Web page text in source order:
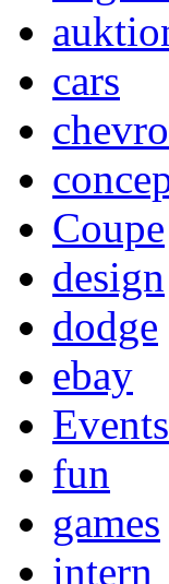
cars
Coupe
design
dodge
ebay
Events
fun
games
intern